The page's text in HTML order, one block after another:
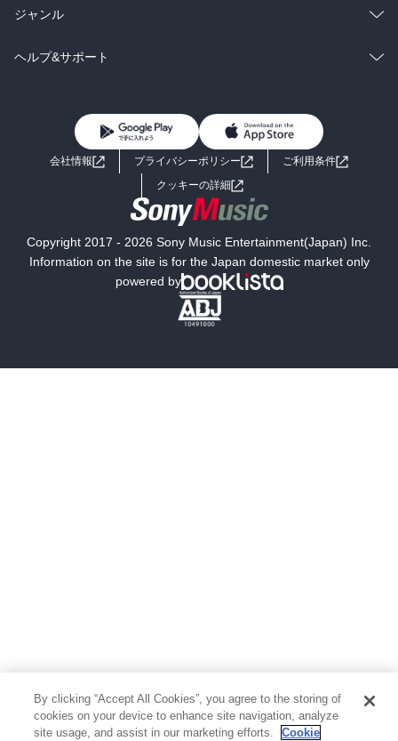
BL・TL
雑誌・グラビア
BL・TL
ラノベ
雑誌・グラビア
総合
ラノベ
ジャンル
コミック
ライトノベル 男子向けラノベ
小説
海外小説
ミステリー SF
文学
芸術・アート 映画・音楽・演劇
写真集 教養
ヘルプ&サポート
よくあるご質問 お問い合わせ
会社情報 プライバシーポリシー
ご利用条件
クッキーの詳細
Copyright 2017 - 2026 Sony Music Entertainment(Japan) Inc.
Information on the site is for the Japan domestic market only
powered by
By clicking “Accept All Cookies”, you agree to the storing of
cookies on your device to enhance site navigation, analyze
site usage, and assist in our marketing efforts.
Cookie